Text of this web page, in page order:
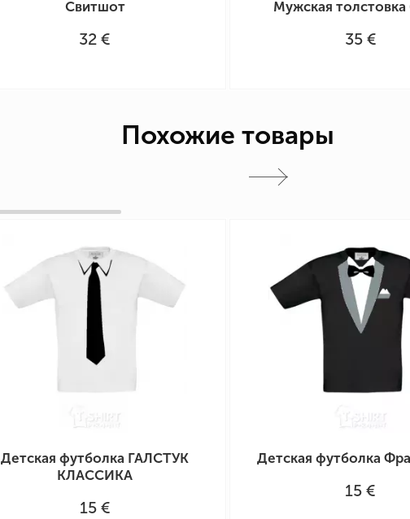
Свитшот
32 €
Мужская толстовка
35 €
Похожие товары
Детская футболка ГАЛСТУК
КЛАССИКА
15 €
Детская футболка
15 €